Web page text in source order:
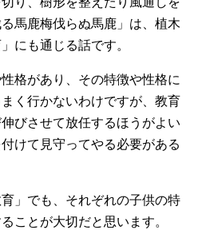
馬鹿梅伐らぬ馬鹿」は、植木
にも通じる話です。
格があり、その特徴や性格に
く行かないわけですが、教育
びさせて放任するほうがよい
けて見守ってやる必要がある
」でも、それぞれの子供の特
ことが大切だと思います。